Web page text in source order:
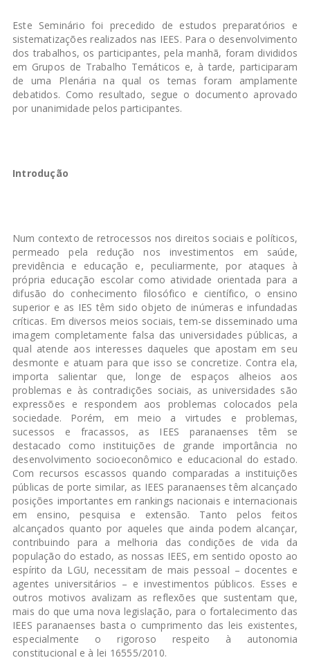
Este Seminário foi precedido de estudos preparatórios e
sistematizações realizados nas IEES. Para o desenvolvimento
dos trabalhos, os participantes, pela manhã, foram divididos
em Grupos de Trabalho Temáticos e, à tarde, participaram
de uma Plenária na qual os temas foram amplamente
debatidos. Como resultado, segue o documento aprovado
por unanimidade pelos participantes.
Introdução
Num contexto de retrocessos nos direitos sociais e políticos,
permeado pela redução nos investimentos em saúde,
previdência e educação e, peculiarmente, por ataques à
própria educação escolar como atividade orientada para a
difusão do conhecimento filosófico e científico, o ensino
superior e as IES têm sido objeto de inúmeras e infundadas
críticas. Em diversos meios sociais, tem-se disseminado uma
imagem completamente falsa das universidades públicas, a
qual atende aos interesses daqueles que apostam em seu
desmonte e atuam para que isso se concretize. Contra ela,
importa salientar que, longe de espaços alheios aos
problemas e às contradições sociais, as universidades são
expressões e respondem aos problemas colocados pela
sociedade. Porém, em meio a virtudes e problemas,
sucessos e fracassos, as IEES paranaenses têm se
destacado como instituições de grande importância no
desenvolvimento socioeconômico e educacional do estado.
Com recursos escassos quando comparadas a instituições
públicas de porte similar, as IEES paranaenses têm alcançado
posições importantes em rankings nacionais e internacionais
em ensino, pesquisa e extensão. Tanto pelos feitos
alcançados quanto por aqueles que ainda podem alcançar,
contribuindo para a melhoria das condições de vida da
população do estado, as nossas IEES, em sentido oposto ao
espírito da LGU, necessitam de mais pessoal – docentes e
agentes universitários – e investimentos públicos. Esses e
outros motivos avalizam as reflexões que sustentam que,
mais do que uma nova legislação, para o fortalecimento das
IEES paranaenses basta o cumprimento das leis existentes,
especialmente o rigoroso respeito à autonomia
constitucional e à lei 16555/2010.